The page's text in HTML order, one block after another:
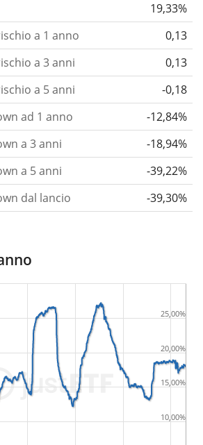
19,33%
a 1 anno
0,13
a 3 anni
0,13
a 5 anni
-0,18
ad 1 anno
-12,84%
a 3 anni
-18,94%
a 5 anni
-39,22%
dal lancio
-39,30%
10,00%
15,00%
20,00%
25,00%